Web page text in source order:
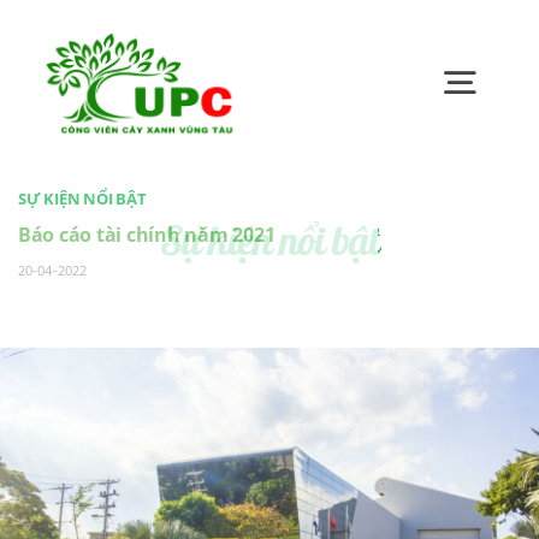
content
Bản tin UPC
Quan hệ cổ đông
Sự kiện nổi bật
SỰ KIỆN NỔI BẬT
Báo cáo tài chính năm 2021
20-04-2022